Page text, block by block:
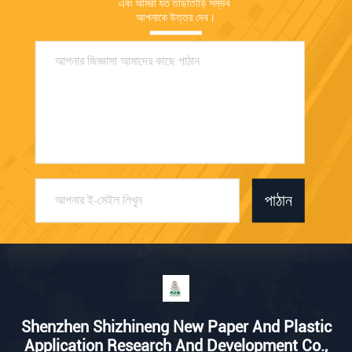
এবং আমরা যত তাড়াতাড়ি সম্ভব
আপনাকে উত্তর দেব।
পাঠান
Shenzhen Shizhineng New Paper And Plastic
Application Research And Development Co.,